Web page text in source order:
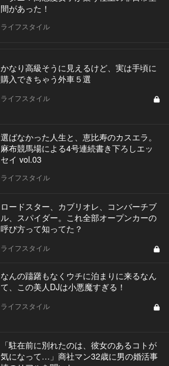
間があった！
ライフスタイル
かなり高級そうに見えるけど、実は手頃に
購入できちゃう外車５選
ライフスタイル
選ばなかった人生と、恵比寿のカスエラ。
麻布競馬場による4号連続書き下ろしエッ
セイ vol.03
ライフスタイル
ロードスター、カブリオレ、コンバーチブ
ル、スパイダー。これ全部オープンカーの
呼び方って知ってた？
ライフスタイル
なんの躊躇もなくウチに泊まりに来るなん
て、この美人DJは小悪魔すぎる！
ライフスタイル
「駐在前に別れたのは、彼女のあるコトが
気になって…」商社マン32歳に男の婚活事